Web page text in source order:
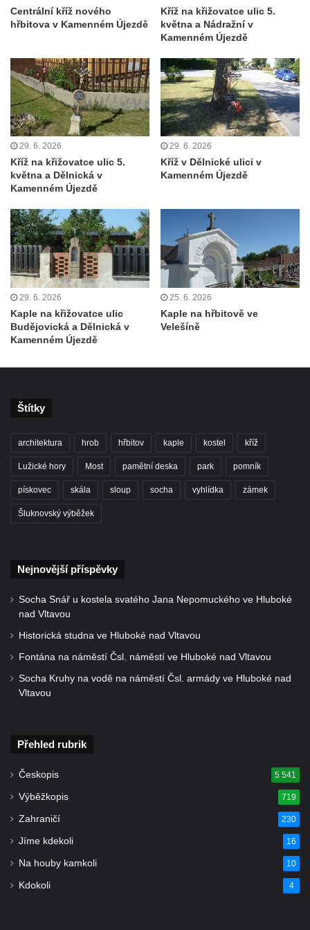
nad Nisou
Misijní kříž na kostele svatého Václava v
Rychnově u Jablonce nad Nisou
Kříž u domu čp. 23 v Pulečném
Kříž u rozcestí u domu čp. 53 v Maršovicích
Centrální kříž hřbitova v Krásné u Pěnčína
Boží muka v zámeckém parku Dolního
zámku v Teplicích nad Metují
Kříž na náměstí Aloise Jiráska v Teplicích
Kříž před kostelem Panny Marie Pomocné v
Teplicích nad Metují
Kříž na hřbitově v Teplicích nad Metují
Boží muka nad pramenem U svatého
Antoníčka v Teplicích nad Metují
Kříž u kostela Nanebevzetí Panny Marie v
Polici nad Metují
Kříž u domu čp. 128 na Vlčí Hoře
Kříž u domu čp. 79 v ulici Salmovská ve
Velkém Šenově
Kříž u kostela svatého Jana Křtitele v
Údajný kříž u silnice č. 15 západně od
Kříž u silnice č. 15 západně od Želkovic
Kříž u silnice č. 15 jižně od Šepetel
Kříž západně od domu čp. 85 v ulici Na
Lučanech nad Nisou
Centrální kříž hřbitova Šumburk nad
ve Starých Křečanech
Kříž u domu čp. 39 v Rybništi
Centrální kříž nového
hřbitova v Kamenném Újezdě
Kříž na křižovatce ulic 5.
května a Nádražní v
Kamenném Újezdě
29. 6. 2026
Kříž na křižovatce ulic 5.
května a Dělnická v
Kamenném Újezdě
29. 6. 2026
Kříž v Dělnické ulici v
Kamenném Újezdě
29. 6. 2026
Kaple na křižovatce ulic
Budějovická a Dělnická v
Kamenném Újezdě
25. 6. 2026
Kaple na hřbitově ve
Velešíně
Štítky
architektura hrob hřbitov kaple kostel kříž
Lužické hory Most pamětní deska park pomník
pískovec skála sloup socha vyhlídka zámek
Šluknovský výběžek
Nejnovější příspěvky
Socha Snář u kostela svatého Jana Nepomuckého ve Hluboké
nad Vltavou
Historická studna ve Hluboké nad Vltavou
Fontána na náměstí Čsl. náměstí ve Hluboké nad Vltavou
Socha Kruhy na vodě na náměstí Čsl. armády ve Hluboké nad
Vltavou
Přehled rubrik
Českopis 5 541
Výběžkopis 719
Zahraničí 230
Jíme kdekoli 16
Na houby kamkoli 10
Kdokoli 4